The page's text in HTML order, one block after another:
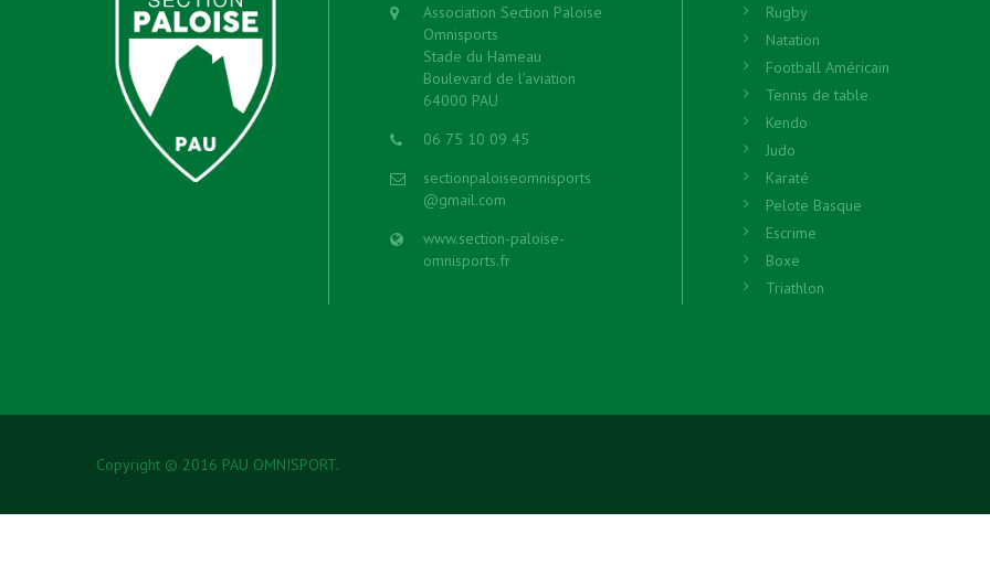
Association Section Paloise
Omnisports
Stade du Hameau
Boulevard de l'aviation
64000 PAU
06 75 10 09 45
sectionpaloiseomnisports
@gmail.com
www.section-paloise-
omnisports.fr
Rugby
Natation
Football Américain
Tennis de table
Kendo
Judo
Karaté
Pelote Basque
Escrime
Boxe
Triathlon
Copyright © 2016 PAU OMNISPORT.